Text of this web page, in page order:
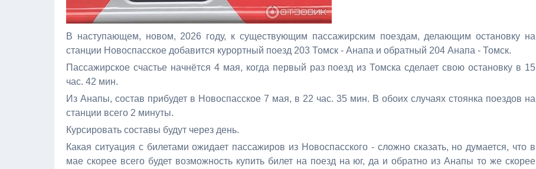
В наступающем, новом, 2026 году, к существующим пассажирским поездам, делающим остановку на
станции Новоспасское добавится курортный поезд 203 Томск - Анапа и обратный 204 Анапа - Томск.
Пассажирское счастье начнётся 4 мая, когда первый раз поезд из Томска сделает свою остановку в 15
час. 42 мин.
Из Анапы, состав прибудет в Новоспасское 7 мая, в 22 час. 35 мин. В обоих случаях стоянка поездов на
станции всего 2 минуты.
Курсировать составы будут через день.
Какая ситуация с билетами ожидает пассажиров из Новоспасского - сложно сказать, но думается, что в
мае скорее всего будет возможность купить билет на поезд на юг, да и обратно из Анапы то же скорее